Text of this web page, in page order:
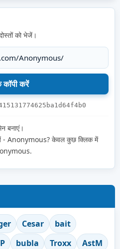
को भेजें।
बनाएं।
- Anonymous? केवल कुछ क्लिक में
Cesar
bait
bubla Troxx
AstM